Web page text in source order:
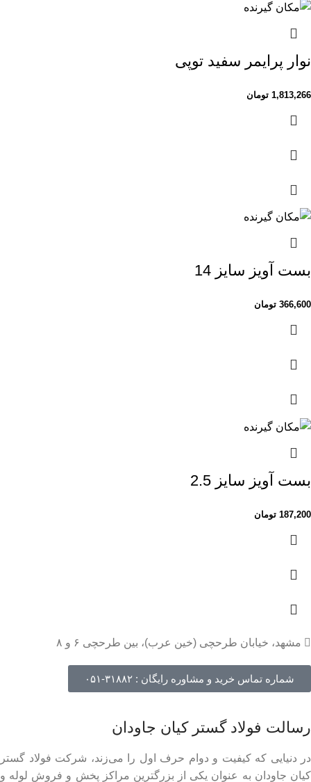
نوار پرایمر سفید توپی
1,813,266 تومان
بست آویز سایز 14
366,600 تومان
بست آویز سایز 2.5
187,200 تومان
مشهد، خیابان طرحچی (خین عرب)، بین طرحچی ۶ و ۸
شماره تماس خرید و مشاوره رایگان : ۳۱۸۸۲-۰۵۱
رسالت فولاد گستر کیان جاودان
در دنیایی که کیفیت و دوام حرف اول را می‌زند، شرکت فولاد گستر
کیان جاودان به عنوان یکی از بزرگترین مراکز پخش و فروش لوله و